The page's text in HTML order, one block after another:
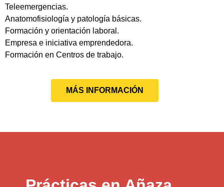
Teleemergencias.
Anatomofisiología y patología básicas.
Formación y orientación laboral.
Empresa e iniciativa emprendedora.
Formación en Centros de trabajo.
MÁS INFORMACIÓN